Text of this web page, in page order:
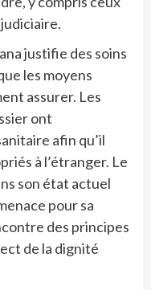
justifie des soins
les moyens
assurer. Les
ont
afin qu’il
à l’étranger. Le
son état actuel
pour sa
des principes
de la dignité